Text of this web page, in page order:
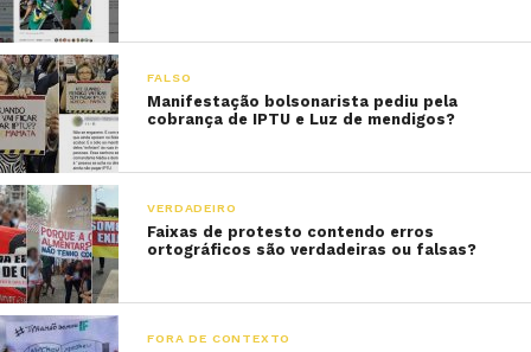
FALSO
Manifestação bolsonarista pediu pela
cobrança de IPTU e Luz de mendigos?
VERDADEIRO
Faixas de protesto contendo erros
ortográficos são verdadeiras ou falsas?
FORA DE CONTEXTO